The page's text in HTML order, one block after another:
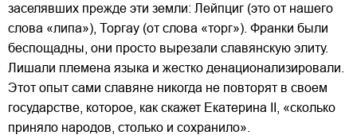
заселявших прежде эти земли: Лейпциг (это от нашего
слова «липа»), Торгау (от слова «торг»). Франки были
беспощадны, они просто вырезали славянскую элиту.
Лишали племена языка и жестко денационализировали.
Этот опыт сами славяне никогда не повторят в своем
государстве, которое, как скажет Екатерина II, «сколько
приняло народов, столько и сохранило».